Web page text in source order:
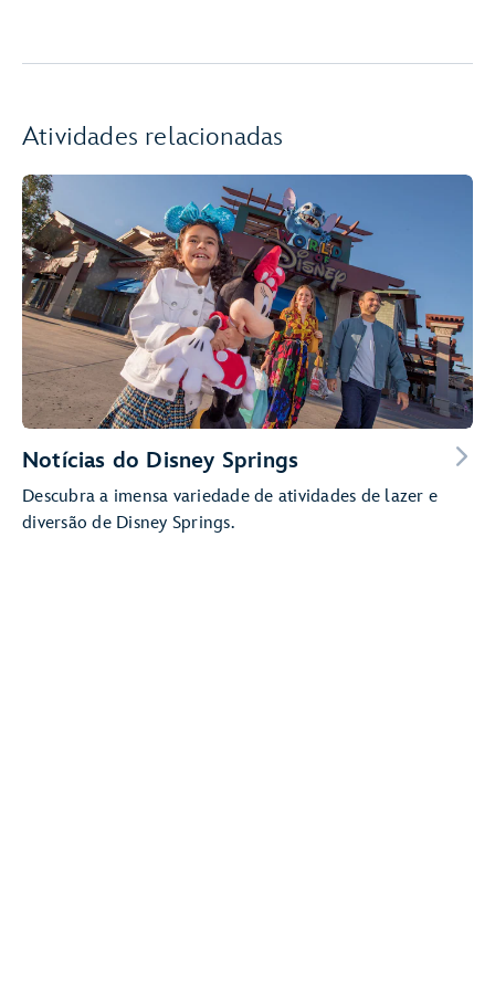
Atividades relacionadas
Notícias do Disney Springs
Descubra a imensa variedade de atividades de lazer e
diversão de Disney Springs.